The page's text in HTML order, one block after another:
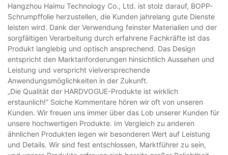
Hangzhou Haimu Technology Co., Ltd. ist stolz darauf, BOPP-
Schrumpffolie herzustellen, die Kunden jahrelang gute Dienste
leisten wird. Dank der Verwendung feinster Materialien und der
sorgfältigen Verarbeitung durch erfahrene Fachkräfte ist das
Produkt langlebig und optisch ansprechend. Das Design
entspricht den Marktanforderungen hinsichtlich Aussehen und
Leistung und verspricht vielversprechende
Anwendungsmöglichkeiten in der Zukunft.
„Die Qualität der HARDVOGUE-Produkte ist wirklich
erstaunlich!“ Solche Kommentare hören wir oft von unseren
Kunden. Wir freuen uns immer über das Lob unserer Kunden für
unsere hochwertigen Produkte. Im Vergleich zu anderen
ähnlichen Produkten legen wir besonderen Wert auf Leistung
und Details. Wir sind fest entschlossen, Marktführer zu sein,